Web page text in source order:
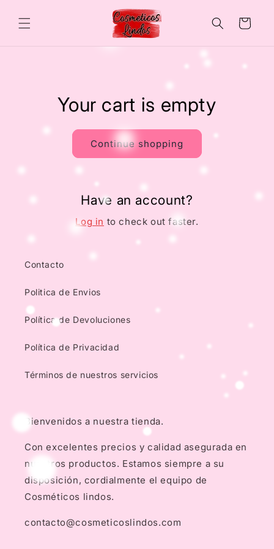
content
Cart
Your cart is empty
Continue shopping
Have an account?
Log in to check out faster.
Contacto
Politica de Envios
Política de Devoluciones
Política de Privacidad
Términos de nuestros servicios
Bienvenidos a nuestra tienda.
Con excelentes precios y calidad asegurada en
nuestros productos. Estamos siempre a su
disposición, cordialmente el equipo de
Cosméticos lindos.
contacto@cosmeticoslindos.com